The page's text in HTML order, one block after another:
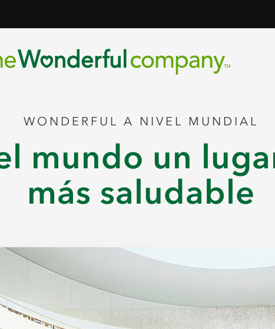
WONDERFUL A NIVEL MUNDIAL
mundo un
más saludable